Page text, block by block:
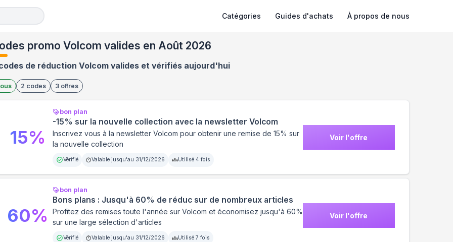
Catégories Guides d'achats À propos de nous
promo Volcom valides en Août 2026
de réduction Volcom valides et vérifiés aujourd'hui
2 codes 3 offres
bon plan
-15% sur la nouvelle collection avec la newsletter Volcom
Inscrivez vous à la newsletter Volcom pour obtenir une remise de 15% sur
la nouvelle collection
Vérifié Valable jusqu'au 31/12/2026 Utilisé 4 fois
Voir l'offre
15%
bon plan
Bons plans : Jusqu'à 60% de réduc sur de nombreux articles
Profitez des remises toute l'année sur Volcom et économisez jusqu'à 60%
sur une large sélection d'articles
Vérifié Valable jusqu'au 31/12/2026 Utilisé 7 fois
Voir l'offre
60%